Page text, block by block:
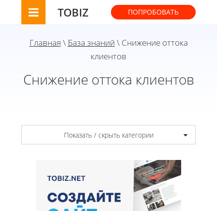
TOBIZ ПОПРОБОВАТЬ
Главная \ База знаний \ Снижение оттока
клиентов
Снижение оттока клиентов
Показать / скрыть категории